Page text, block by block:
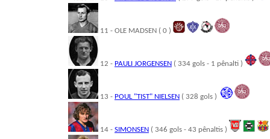
11 - OLE MADSEN ( 0 )
12 - PAULI JORGENSEN ( 334 gols - 1 pênalti )
13 - POUL "TIST" NIELSEN ( 328 gols )
14 - SIMONSEN ( 346 gols - 43 pênaltis )